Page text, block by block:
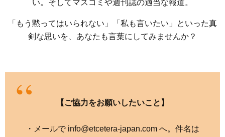
い。そしてマスコミや週刊誌の適当な報道。
「もう黙ってはいられない」「私も言いたい」といった真
剣な思いを、あなたも言葉にしてみませんか？
【ご協力をお願いしたいこと】
・メールで info@etcetera-japan.com へ。件名は